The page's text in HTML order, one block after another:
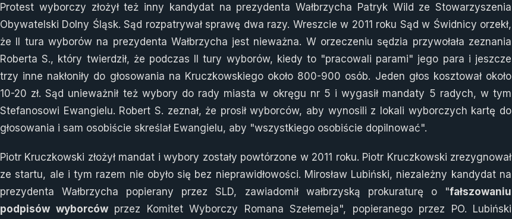
Protest wyborczy złożył też inny kandydat na prezydenta Wałbrzycha Patryk Wild ze Stowarzyszenia
Obywatelski Dolny Śląsk. Sąd rozpatrywał sprawę dwa razy. Wreszcie w 2011 roku Sąd w Świdnicy orzekł,
że II tura wyborów na prezydenta Wałbrzycha jest nieważna. W orzeczeniu sędzia przywołała zeznania
Roberta S., który twierdził, że podczas II tury wyborów, kiedy to "pracowali parami" jego para i jeszcze
trzy inne nakłoniły do głosowania na Kruczkowskiego około 800-900 osób. Jeden głos kosztował około
10-20 zł. Sąd unieważnił też wybory do rady miasta w okręgu nr 5 i wygasił mandaty 5 radych, w tym
Stefanosowi Ewangielu. Robert S. zeznał, że prosił wyborców, aby wynosili z lokali wyborczych kartę do
głosowania i sam osobiście skreślał Ewangielu, aby "wszystkiego osobiście dopilnować".
Piotr Kruczkowski złożył mandat i wybory zostały powtórzone w 2011 roku. Piotr Kruczkowski zrezygnował
ze startu, ale i tym razem nie obyło się bez nieprawidłowości. Mirosław Lubiński, niezależny kandydat na
prezydenta Wałbrzycha popierany przez SLD, zawiadomił wałbrzyską prokuraturę o "fałszowaniu
podpisów wyborcówprzez Komitet Wyborczy Romana Szełemeja", popieranego przez PO. Lubiński